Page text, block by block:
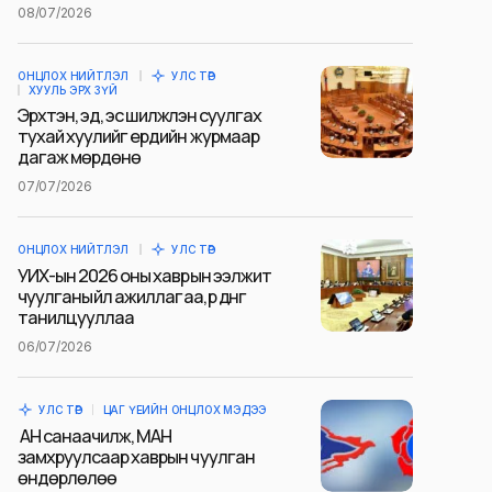
08/07/2026
ОНЦЛОХ НИЙТЛЭЛ
УЛС ТӨР
ХУУЛЬ ЭРХ ЗҮЙ
Эрхтэн, эд, эс шилжүүлэн суулгах
тухай хуулийг ердийн журмаар
дагаж мөрдөнө
07/07/2026
ОНЦЛОХ НИЙТЛЭЛ УЛС ТӨР
УИХ-ын 2026 оны хаврын ээлжит
чуулганы үйл ажиллагаа, үр дүнг
танилцууллаа
06/07/2026
УЛС ТӨР ЦАГ ҮЕИЙН ОНЦЛОХ МЭДЭЭ
АН санаачилж, МАН
замхруулсаар хаврын чуулган
өндөрлөлөө